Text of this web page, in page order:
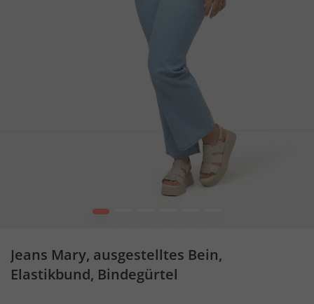
1
Jeans Mary, ausgestelltes Bein,
Elastikbund, Bindegürtel